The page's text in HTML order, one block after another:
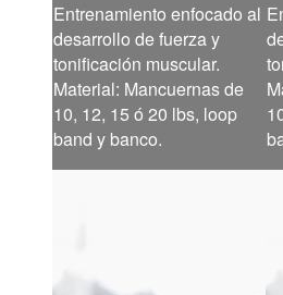
Entrenamiento enfocado al
desarrollo de fuerza y
tonificación muscular.
Material: Mancuernas de
10, 12, 15 ó 20 lbs, loop
band y banco.